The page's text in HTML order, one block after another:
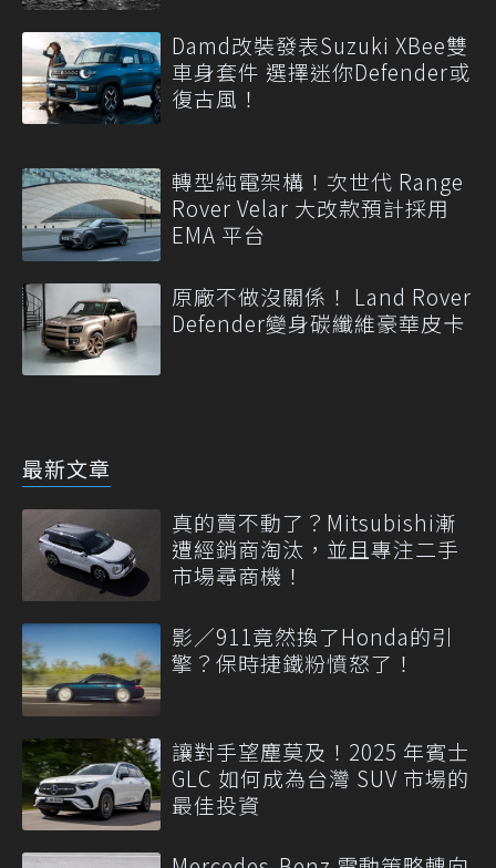
Damd改裝發表Suzuki XBee雙
車身套件 選擇迷你Defender或
復古風！
轉型純電架構！次世代 Range
Rover Velar 大改款預計採用
EMA 平台
原廠不做沒關係！ Land Rover
Defender變身碳纖維豪華皮卡
最新文章
真的賣不動了？Mitsubishi漸
遭經銷商淘汰，並且專注二手
市場尋商機！
影／911竟然換了Honda的引
擎？保時捷鐵粉憤怒了！
讓對手望塵莫及！2025 年賓士
GLC 如何成為台灣 SUV 市場的
最佳投資